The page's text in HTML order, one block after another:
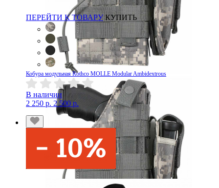
ПЕРЕЙТИ К ТОВАРУ КУПИТЬ
Кобура модульная Rothco MOLLE Modular Ambidextrous
В наличии
2 250 р. 2 500 р.